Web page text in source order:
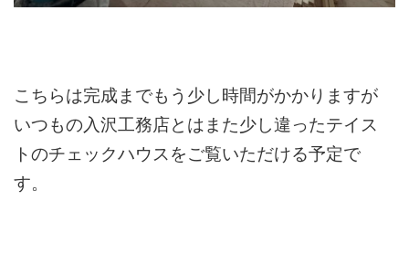
こちらは完成までもう少し時間がかかりますが
いつもの入沢工務店とはまた少し違ったテイス
トのチェックハウスをご覧いただける予定で
す。